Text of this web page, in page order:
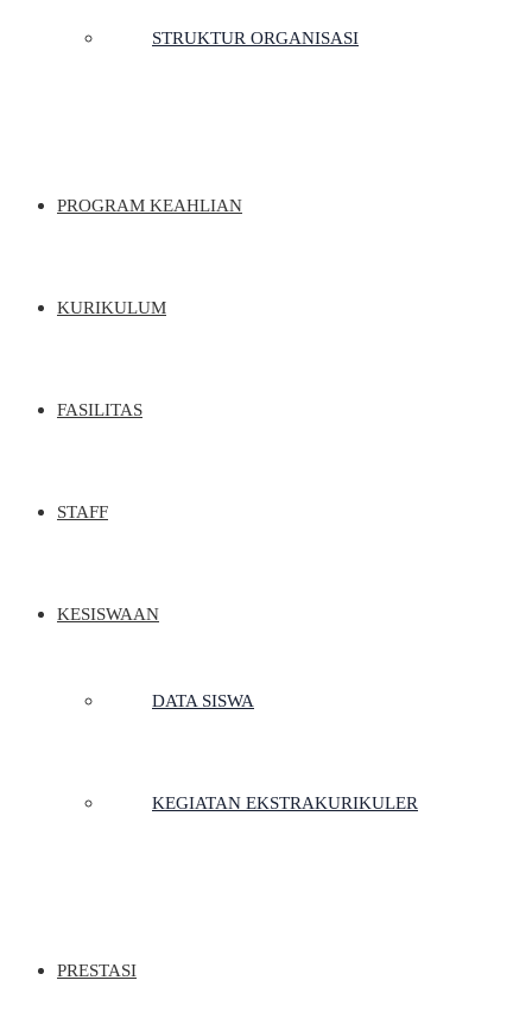
STRUKTUR ORGANISASI
PROGRAM KEAHLIAN
KURIKULUM
FASILITAS
STAFF
KESISWAAN
DATA SISWA
KEGIATAN EKSTRAKURIKULER
PRESTASI